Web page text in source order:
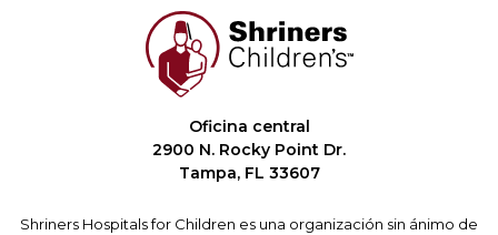
Oficina central
2900 N. Rocky Point Dr.
Tampa, FL 33607
Shriners Hospitals for Children es una organización sin ánimo de